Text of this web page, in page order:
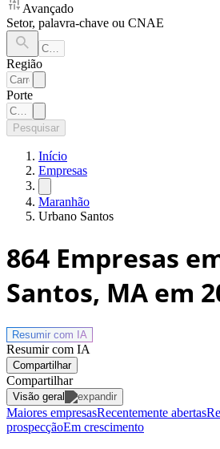
Avançado
Setor, palavra-chave ou CNAE
Região
Porte
Pesquisar
Início
Empresas
Maranhão
Urbano Santos
864 Empresas
Santos, MA em
Resumir com IA
Resumir com IA
Compartilhar
Compartilhar
Visão geral
Maiores empresasRecentemente abertas
prospecçãoEm crescimento